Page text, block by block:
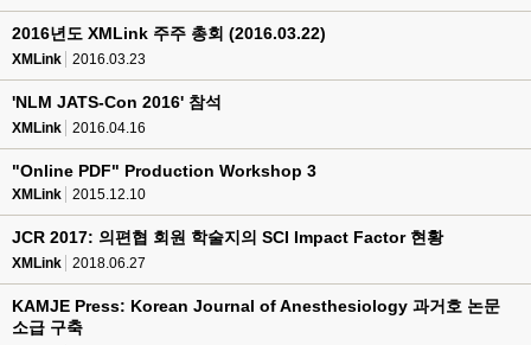
2016년도 XMLink 주주 총회 (2016.03.22)
XMLink 2016.03.23
'NLM JATS-Con 2016' 참석
XMLink 2016.04.16
"Online PDF" Production Workshop 3
XMLink 2015.12.10
JCR 2017: 의편협 회원 학술지의 SCI Impact Factor 현황
XMLink 2018.06.27
KAMJE Press: Korean Journal of Anesthesiology 과거호 논문
소급 구축